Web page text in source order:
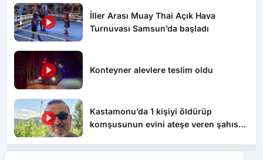
İller Arası Muay Thai Açık Hava
Turnuvası Samsun’da başladı
Konteyner alevlere teslim oldu
Kastamonu’da 1 kişiyi öldürüp
komşusunun evini ateşe veren şahıs